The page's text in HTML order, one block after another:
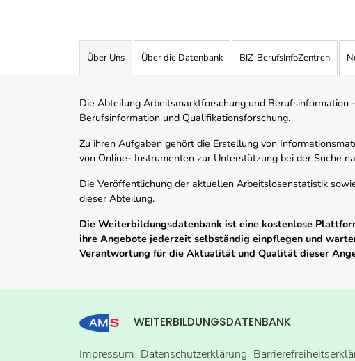
Über Uns Über die Datenbank BIZ-BerufsInfoZentren
Die Abteilung Arbeitsmarktforschung und
Berufsinformation und Qualifikationsforschung.
Zu ihren Aufgaben gehört die Erstellung von
von Online- Instrumenten zur Unterstützung bei der Suche
Die Veröffentlichung der aktuellen Arbeitslosenstatistik
dieser Abteilung.
Die Weiterbildungsdatenbank ist eine kostenlose
ihre Angebote jederzeit selbständig einpflegen und
Verantwortung für die Aktualität und Qualität dieser
WEITERBILDUNGSDATENBANK
Impressum Datenschutzerklärung